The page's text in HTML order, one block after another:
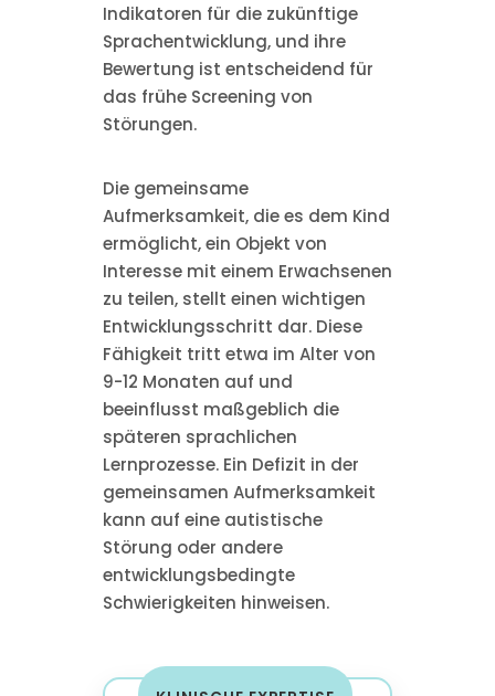
Indikatoren für die zukünftige
Sprachentwicklung, und ihre
Bewertung ist entscheidend für
das frühe Screening von
Störungen.
Die gemeinsame
Aufmerksamkeit, die es dem Kind
ermöglicht, ein Objekt von
Interesse mit einem Erwachsenen
zu teilen, stellt einen wichtigen
Entwicklungsschritt dar. Diese
Fähigkeit tritt etwa im Alter von
9-12 Monaten auf und
beeinflusst maßgeblich die
späteren sprachlichen
Lernprozesse. Ein Defizit in der
gemeinsamen Aufmerksamkeit
kann auf eine autistische
Störung oder andere
entwicklungsbedingte
Schwierigkeiten hinweisen.